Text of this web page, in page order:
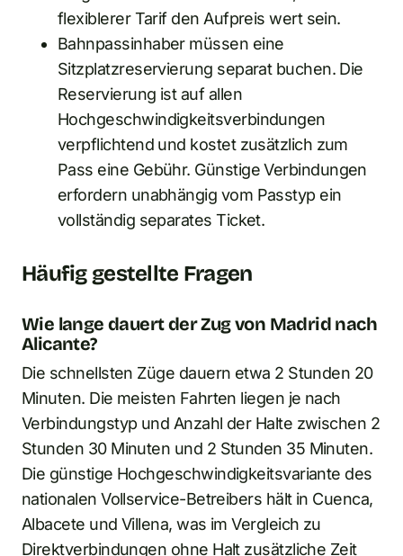
flexiblerer Tarif den Aufpreis wert sein.
Bahnpassinhaber müssen eine
Sitzplatzreservierung separat buchen. Die
Reservierung ist auf allen
Hochgeschwindigkeitsverbindungen
verpflichtend und kostet zusätzlich zum
Pass eine Gebühr. Günstige Verbindungen
erfordern unabhängig vom Passtyp ein
vollständig separates Ticket.
Häufig gestellte Fragen
Wie lange dauert der Zug von Madrid nach
Alicante?
Die schnellsten Züge dauern etwa 2 Stunden 20
Minuten. Die meisten Fahrten liegen je nach
Verbindungstyp und Anzahl der Halte zwischen 2
Stunden 30 Minuten und 2 Stunden 35 Minuten.
Die günstige Hochgeschwindigkeitsvariante des
nationalen Vollservice-Betreibers hält in Cuenca,
Albacete und Villena, was im Vergleich zu
Direktverbindungen ohne Halt zusätzliche Zeit